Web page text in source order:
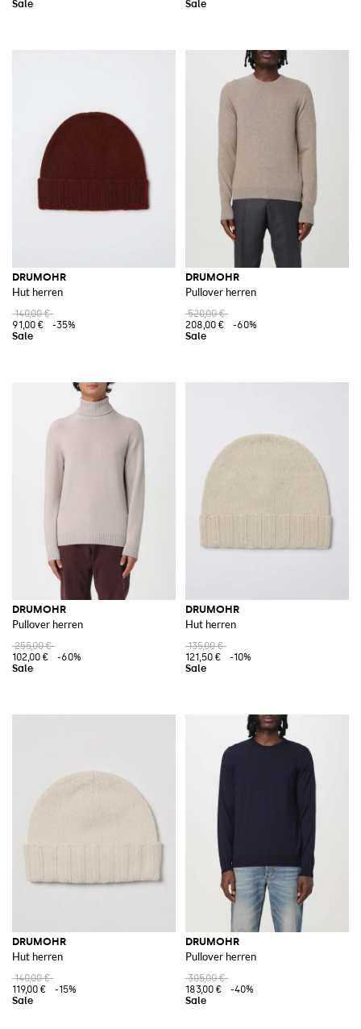
DRUMOHR
Hut herren
140,00 €
91,00 €
-35%
DRUMOHR
Pullover herren
520,00 €
208,00 €
-60%
DRUMOHR
Pullover herren
255,00 €
102,00 €
-60%
DRUMOHR
Hut herren
135,00 €
121,50 €
-10%
DRUMOHR
Hut herren
140,00 €
119,00 €
-15%
DRUMOHR
Pullover herren
305,00 €
183,00 €
-40%